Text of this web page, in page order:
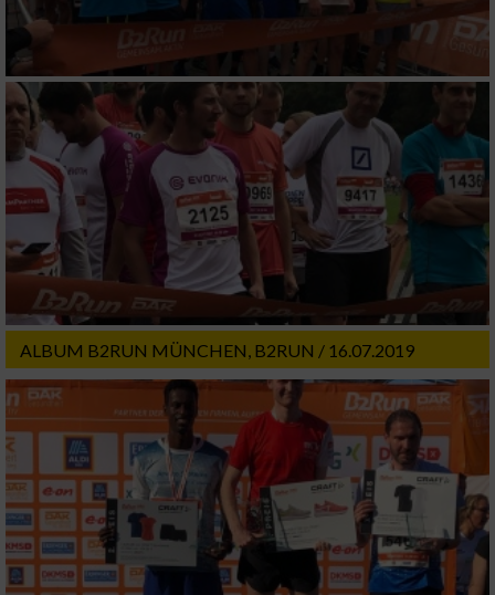
ALBUM B2RUN MÜNCHEN, B2RUN / 16.07.2019
von Inhalten
Verwendung genauer Standortdaten
Geräte anhand von aktiv angeforderten
Informationen identifizieren
Nicht-IAB-Verarbeitungszwecke:
Notwendig
Performance
Funktional
Werbung